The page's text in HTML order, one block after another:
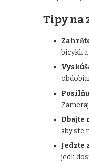
Tipy na
bicykli
Dbajte
aby ste
Jedzte
jedli